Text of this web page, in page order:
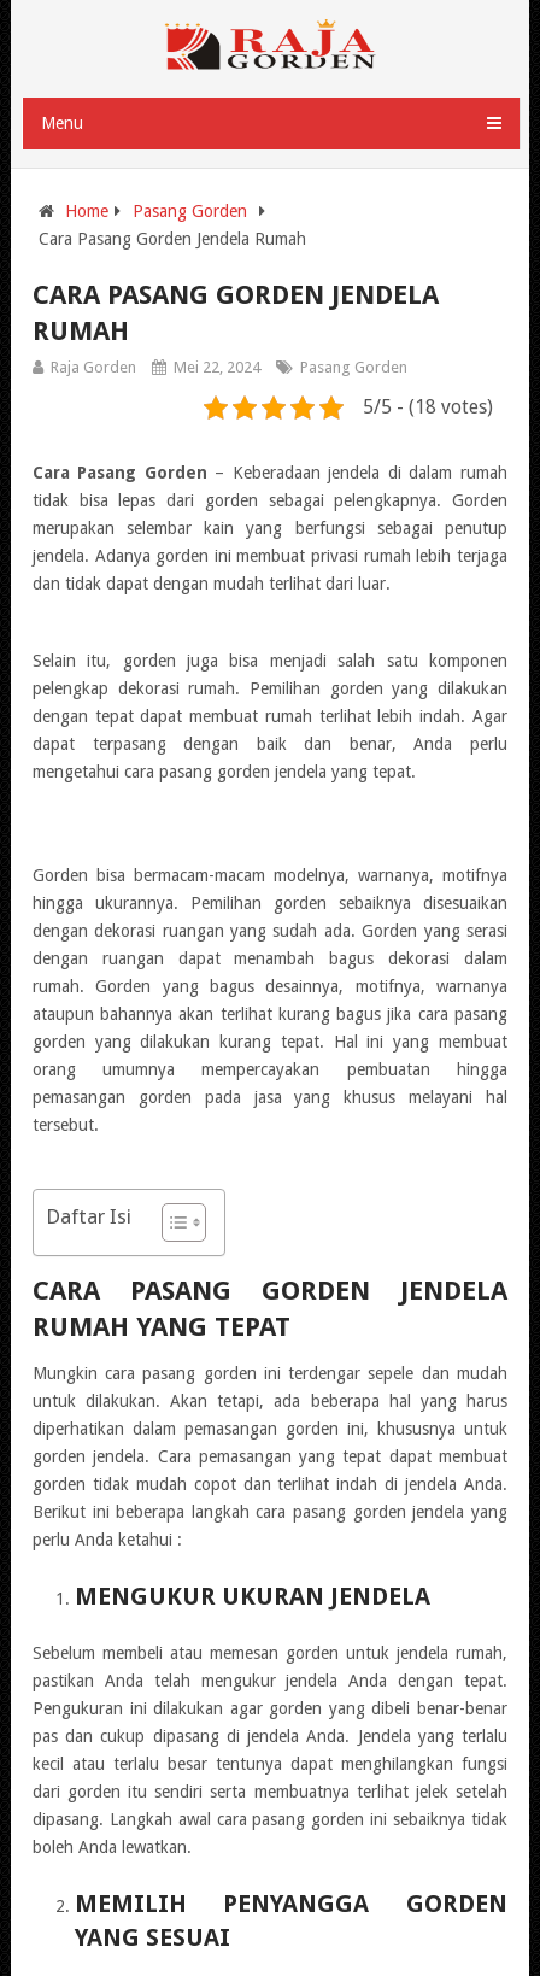
Menu
Home
Pasang Gorden
Cara Pasang Gorden Jendela Rumah
CARA PASANG GORDEN JENDELA
RUMAH
Raja Gorden Mei 22, 2024 Pasang Gorden
5/5 - (18 votes)
Cara Pasang Gorden – Keberadaan jendela di dalam rumah
tidak bisa lepas dari gorden sebagai pelengkapnya. Gorden
merupakan selembar kain yang berfungsi sebagai penutup
jendela. Adanya gorden ini membuat privasi rumah lebih terjaga
dan tidak dapat dengan mudah terlihat dari luar.
Selain itu, gorden juga bisa menjadi salah satu komponen
pelengkap dekorasi rumah. Pemilihan gorden yang dilakukan
dengan tepat dapat membuat rumah terlihat lebih indah. Agar
dapat terpasang dengan baik dan benar, Anda perlu
mengetahui cara pasang gorden jendela yang tepat.
Gorden bisa bermacam-macam modelnya, warnanya, motifnya
hingga ukurannya. Pemilihan gorden sebaiknya disesuaikan
dengan dekorasi ruangan yang sudah ada. Gorden yang serasi
dengan ruangan dapat menambah bagus dekorasi dalam
rumah. Gorden yang bagus desainnya, motifnya, warnanya
ataupun bahannya akan terlihat kurang bagus jika cara pasang
gorden yang dilakukan kurang tepat. Hal ini yang membuat
orang umumnya mempercayakan pembuatan hingga
pemasangan gorden pada jasa yang khusus melayani hal
tersebut.
Daftar Isi
CARA PASANG GORDEN JENDELA
RUMAH YANG TEPAT
Mungkin cara pasang gorden ini terdengar sepele dan mudah
untuk dilakukan. Akan tetapi, ada beberapa hal yang harus
diperhatikan dalam pemasangan gorden ini, khususnya untuk
gorden jendela. Cara pemasangan yang tepat dapat membuat
gorden tidak mudah copot dan terlihat indah di jendela Anda.
Berikut ini beberapa langkah cara pasang gorden jendela yang
perlu Anda ketahui :
MENGUKUR UKURAN JENDELA
Sebelum membeli atau memesan gorden untuk jendela rumah,
pastikan Anda telah mengukur jendela Anda dengan tepat.
Pengukuran ini dilakukan agar gorden yang dibeli benar-benar
pas dan cukup dipasang di jendela Anda. Jendela yang terlalu
kecil atau terlalu besar tentunya dapat menghilangkan fungsi
dari gorden itu sendiri serta membuatnya terlihat jelek setelah
dipasang. Langkah awal cara pasang gorden ini sebaiknya tidak
boleh Anda lewatkan.
MEMILIH PENYANGGA GORDEN
YANG SESUAI